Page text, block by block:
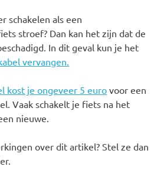
schakelen als een
stroef? Dan kan het zijn dat de
In dit geval kun je het
vervangen.
kost je ongeveer 5 euro voor een
Vaak schakelt je fiets na het
nieuwe.
over dit artikel? Stel ze dan